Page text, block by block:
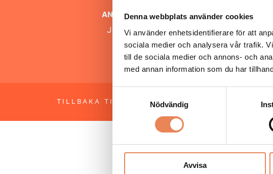
Denna webbplats använder cookies
Vi använder enhetsidentifierare för att
sociala medier och analysera vår trafik.
till de sociala medier och annons- och
med annan information som du har
Nödvändig
Avvisa
ANSVARIG UTGIVARE
Jonas Siljhammar
TILLBAKA TILL TOPPEN OM BESÖKSLIV